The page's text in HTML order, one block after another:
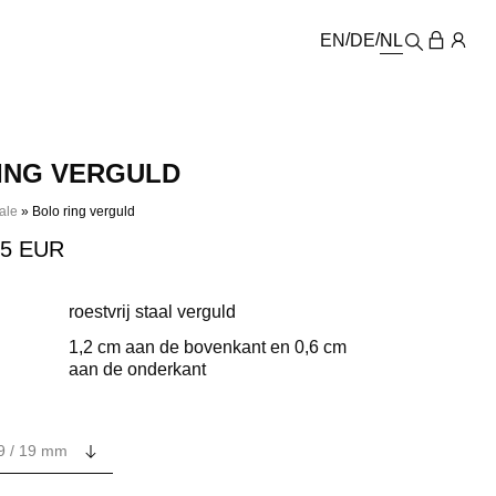
EN DE NL
VERGULD
» Bolo ring verguld
EUR
is:
25
EUR.
roestvrij staal verguld
1,2 cm aan de bovenkant en 0,6 cm
aan de onderkant